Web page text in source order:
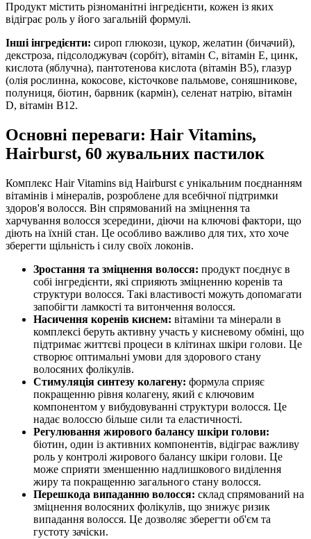
Продукт містить різноманітні інгредієнти, кожен із яких
відіграє роль у його загальній формулі.
Інші інгредієнти: сироп глюкози, цукор, желатин (бичачий),
декстроза, підсолоджувач (сорбіт), вітамін С, вітамін Е, цинк,
кислота (яблучна), пантотенова кислота (вітамін В5), глазур
(олія рослинна, кокосове, кісточкове пальмове, соняшникове,
полуниця, біотин, барвник (кармін), селенат натрію, вітамін
D, вітамін В12.
Основні переваги: Hair Vitamins,
Hairburst, 60 жувальних пастилок
Комплекс Hair Vitamins від Hairburst є унікальним поєднанням
вітамінів і мінералів, розроблене для всебічної підтримки
здоров'я волосся. Він спрямований на зміцнення та
харчування волосся зсередини, діючи на ключові фактори, що
діють на їхній стан. Це особливо важливо для тих, хто хоче
зберегти щільність і силу своїх локонів.
Зростання та зміцнення волосся: продукт поєднує в
собі інгредієнти, які сприяють зміцненню коренів та
структури волосся. Такі властивості можуть допомагати
запобігти ламкості та витончення волосся.
Насичення коренів киснем: вітаміни та мінерали в
комплексі беруть активну участь у кисневому обміні, що
підтримає життєві процеси в клітинах шкіри голови. Це
створює оптимальні умови для здорового стану
волосяних фолікулів.
Стимуляція синтезу колагену: формула сприяє
покращенню рівня колагену, який є ключовим
компонентом у вибудовуванні структури волосся. Це
надає волоссю більше сили та еластичності.
Регулювання жирового балансу шкіри голови:
біотин, один із активних компонентів, відіграє важливу
роль у контролі жирового балансу шкіри голови. Це
може сприяти зменшенню надлишкового виділення
жиру та покращенню загального стану волосся.
Перешкода випаданню волосся: склад спрямований на
зміцнення волосяних фолікулів, що знижує ризик
випадання волосся. Це дозволяє зберегти об'єм та
густоту зачіски.